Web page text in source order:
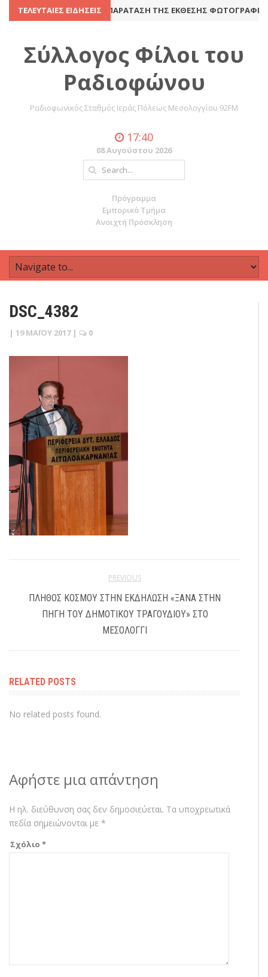
ΤΕΛΕΥΤΑΊΕΣ ΕΙΔΉΣΕΙΣ
8 Ιουλίου 2016 ΠΑΡΆΤΑΣΗ ΤΗΣ ΈΚΘΕΣΗΣ ΦΩΤΟΓΡΑΦΊΑΣ
Σύλλογος Φίλοι του
Ραδιοφώνου
Ραδιοφωνικός Σταθμός Ιεράς Πόλεως Μεσολογγίου 92FM
17:40
08 Αυγούστου 2026
Πρόγραμμα
Εμπορικό Τμήμα
Ανοιχτή Πρόσκληση
DSC_4382
| 19 ΜΑΪ́ΟΥ 2017 | 0
PREVIOUS
ΠΛΉΘΟΣ ΚΌΣΜΟΥ ΣΤΗΝ ΕΚΔΉΛΩΣΗ «ΞΑΝΆ ΣΤΗΝ
ΠΗΓΉ ΤΟΥ ΔΗΜΟΤΙΚΟΎ ΤΡΑΓΟΥΔΙΟΎ» ΣΤΟ
ΜΕΣΟΛΌΓΓΙ
RELATED POSTS
No related posts found.
Αφήστε μια απάντηση
Η ηλ. διεύθυνση σας δεν δημοσιεύεται. Τα υποχρεωτικά
πεδία σημειώνονται με *
Σχόλιο *